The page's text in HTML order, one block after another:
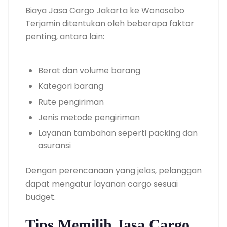
Biaya Jasa Cargo Jakarta ke Wonosobo
Terjamin ditentukan oleh beberapa faktor
penting, antara lain:
Berat dan volume barang
Kategori barang
Rute pengiriman
Jenis metode pengiriman
Layanan tambahan seperti packing dan
asuransi
Dengan perencanaan yang jelas, pelanggan
dapat mengatur layanan cargo sesuai
budget.